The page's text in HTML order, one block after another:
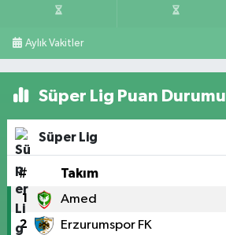
Aylık Vakitler
Süper Lig Puan Durumu
Süper Lig
# Takım
1 Amed
2 Erzurumspor FK